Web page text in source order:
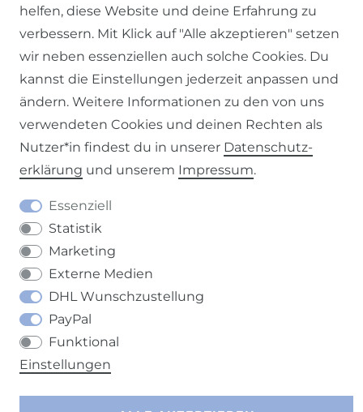
Impressum Daten­schutz­erklärung AGB
Barrierefreiheitserklärung
VERTRAG WIDERRUFEN
helfen, diese Website und deine Erfahrung zu
verbessern. Mit Klick auf "Alle akzeptieren" setzen
wir neben essenziellen auch solche Cookies. Du
kannst die Einstellungen jederzeit anpassen und
ändern. Weitere Informationen zu den von uns
verwendeten Cookies und deinen Rechten als
Nutzer*in findest du in unserer Daten­schutz­
erklärung und unserem Impressum.
Essenziell
Statistik
Marketing
Externe Medien
DHL Wunschzustellung
PayPal
Funktional
Einstellungen